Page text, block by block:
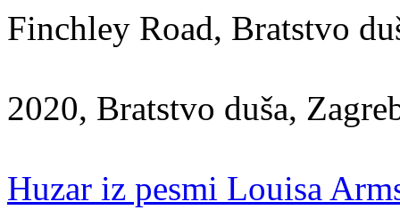
Finchley Road, Bratstvo
2020, Bratstvo duša,
Huzar iz pesmi Louisa